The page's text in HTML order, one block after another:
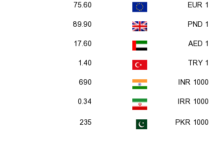
1 EUR
75.60
1 PND
89.90
1 AED
17.60
1 TRY
1.40
1000 INR
690
1000 IRR
0.34
1000 PKR
235